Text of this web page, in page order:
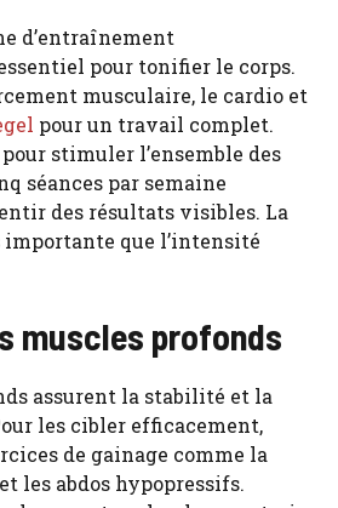
d’entraînement
pour tonifier le corps.
musculaire, le cardio et
pour un travail complet.
stimuler l’ensemble des
séances par semaine
des résultats visibles. La
importante que l’intensité
muscles profonds
assurent la stabilité et la
les cibler efficacement,
de gainage comme la
les abdos hypopressifs.